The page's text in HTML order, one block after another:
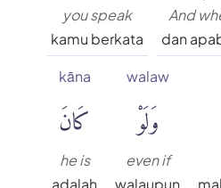
And
dan
you speak
kamu berkata
walaw
وَلَوْ
even if
walaupun
kāna
كَانَ
he is
adalah